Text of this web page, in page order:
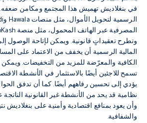
في بنغلاديش تهميش هذا المجتمع ومكامن ضعفه.
وتطرح تعقيداتٍ قانونية. ويمكن لإتاحة الوصول
المالية الرسمية أن يخفف من الاعتماد على
الكافية والمعرّضة للمزيد من التخفيضات. ويمكن
تسمح للاجئين أيضًا بالاستثمار في الأنشطة
يؤدي إلى تحسين رفاههم أيضًا. كما أن تدفق
نظامية قد يحد من الأنشطة غير القانونية
وأن يعود بمنافع اقتصادية وأمنية على بنغلاديش
والشفافية.